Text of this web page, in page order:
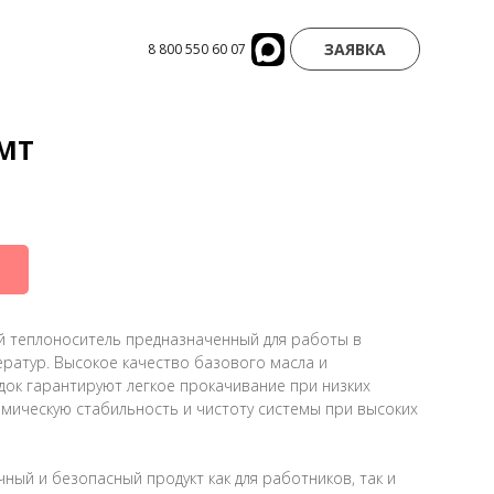
8 800 550 60 07 ЗАЯВКА
теплоноситель предназначенный для работы в
Высокое качество базового масла и
гарантируют легкое прокачивание при низких
стабильность и чистоту системы при высоких
и безопасный продукт как для работников, так и